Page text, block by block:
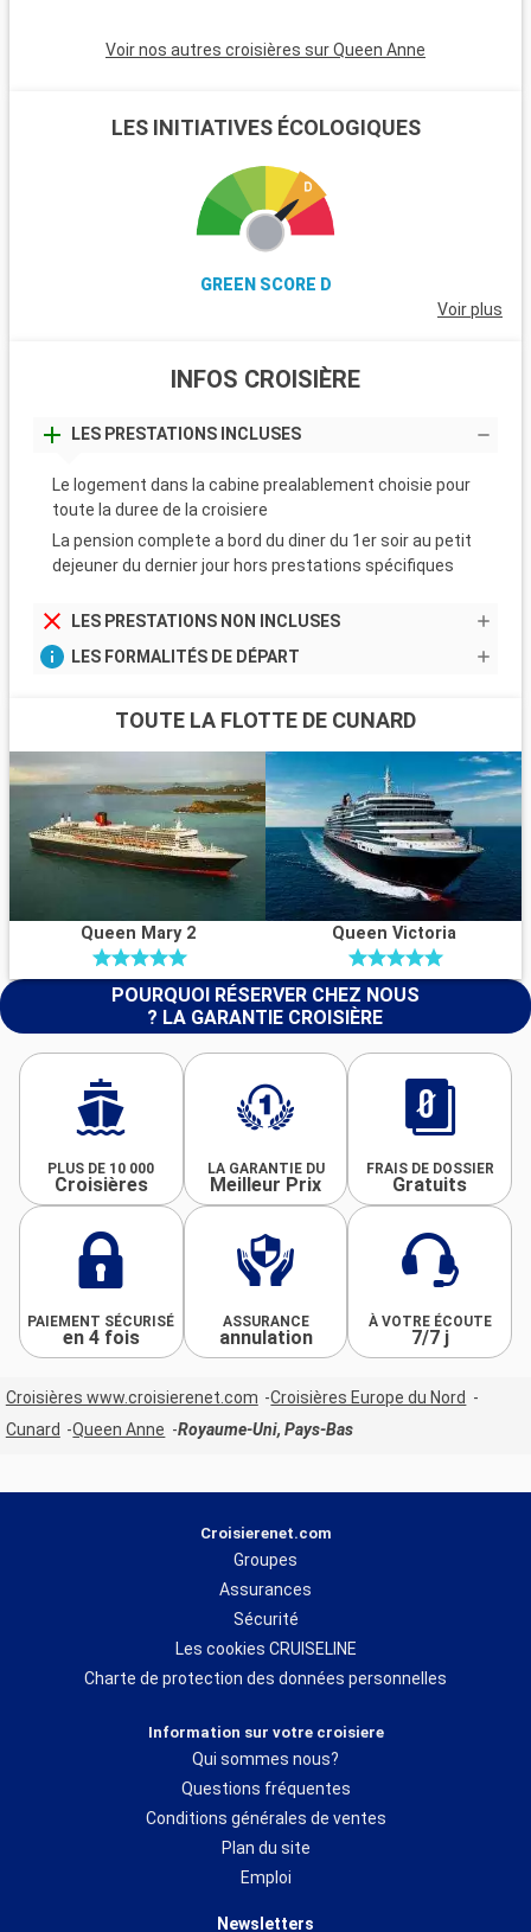
Voir nos autres croisières sur Queen Anne
LES INITIATIVES ÉCOLOGIQUES
GREEN SCORE D
Voir plus
INFOS CROISIÈRE
LES PRESTATIONS INCLUSES
Le logement dans la cabine prealablement choisie pour
toute la duree de la croisiere
La pension complete a bord du diner du 1er soir au petit
dejeuner du dernier jour hors prestations spécifiques
LES PRESTATIONS NON INCLUSES
LES FORMALITÉS DE DÉPART
TOUTE LA FLOTTE DE CUNARD
Queen Mary 2 Queen Victoria
POURQUOI RÉSERVER CHEZ NOUS
? LA GARANTIE CROISIÈRE
PLUS DE 10 000
Croisières
LA GARANTIE DU
Meilleur Prix
FRAIS DE DOSSIER
Gratuits
PAIEMENT SÉCURISÉ
en 4 fois
ASSURANCE
annulation
À VOTRE ÉCOUTE
7/7 j
Croisières www.croisierenet.com
Croisières Europe du Nord
Cunard
Queen Anne Royaume-Uni, Pays-Bas
Croisierenet.com
Groupes
Assurances
Sécurité
Les cookies CRUISELINE
Charte de protection des données personnelles
Information sur votre croisiere
Qui sommes nous?
Questions fréquentes
Conditions générales de ventes
Plan du site
Emploi
Newsletters